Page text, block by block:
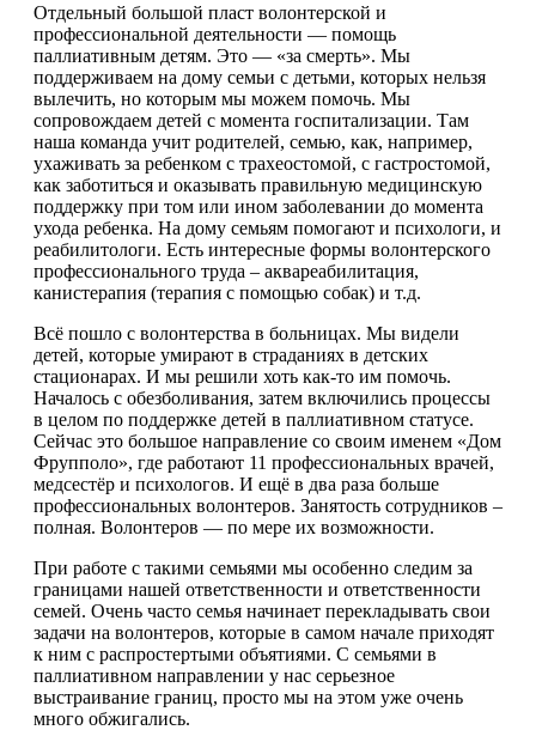
Отдельный большой пласт волонтерской и
профессиональной деятельности — помощь
паллиативным детям. Это — «за смерть». Мы
поддерживаем на дому семьи с детьми, которых нельзя
вылечить, но которым мы можем помочь. Мы
сопровождаем детей с момента госпитализации. Там
наша команда учит родителей, семью, как, например,
ухаживать за ребенком с трахеостомой, с гастростомой,
как заботиться и оказывать правильную медицинскую
поддержку при том или ином заболевании до момента
ухода ребенка. На дому семьям помогают и психологи, и
реабилитологи. Есть интересные формы волонтерского
профессионального труда – аквареабилитация,
канистерапия (терапия с помощью собак) и т.д.
Всё пошло с волонтерства в больницах. Мы видели
детей, которые умирают в страданиях в детских
стационарах. И мы решили хоть как-то им помочь.
Началось с обезболивания, затем включились процессы
в целом по поддержке детей в паллиативном статусе.
Сейчас это большое направление со своим именем «Дом
Фрупполо», где работают 11 профессиональных врачей,
медсестёр и психологов. И ещё в два раза больше
профессиональных волонтеров. Занятость сотрудников –
полная. Волонтеров — по мере их возможности.
При работе с такими семьями мы особенно следим за
границами нашей ответственности и ответственности
семей. Очень часто семья начинает перекладывать свои
задачи на волонтеров, которые в самом начале приходят
к ним с распростертыми объятиями. С семьями в
паллиативном направлении у нас серьезное
выстраивание границ, просто мы на этом уже очень
много обжигались.